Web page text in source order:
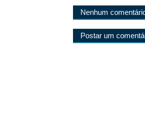
Nenhum
Postar um